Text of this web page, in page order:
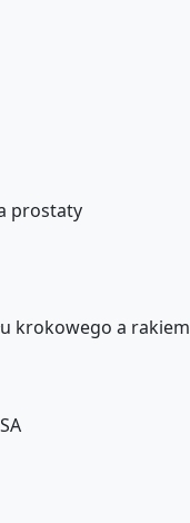
prostaty
krokowego a rakiem